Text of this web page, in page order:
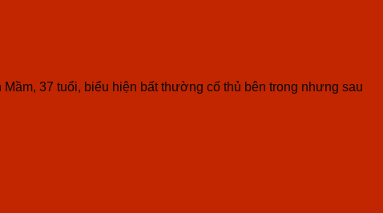
37 tuổi, biểu hiện bất thường cố thủ bên trong nhưng sau